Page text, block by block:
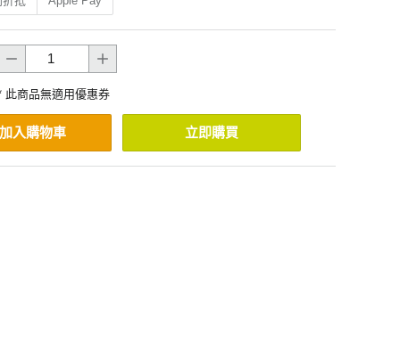
此商品無適用優惠券
加入購物車 立即購買